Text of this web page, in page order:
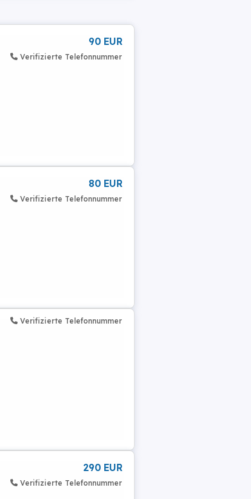
90 EUR
Verifizierte Telefonnummer
80 EUR
Verifizierte Telefonnummer
Verifizierte Telefonnummer
290 EUR
Verifizierte Telefonnummer